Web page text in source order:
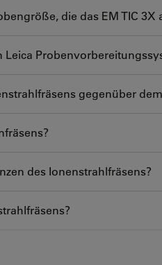
die das EM TIC 3X
Leica
gegenüber
des Ionenstrahlfräsens?